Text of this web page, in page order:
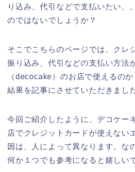
り込み、代引などで支払いたい、
のではないでしょうか？
そこでこちらのページでは、クレ
振り込み、代引などの支払い方法
（decocake）のお店で使えるの
結果を記事にさせていただきまし
今回ご紹介したように、デコケー
店でクレジットカードが使えない
因は、人によって異なります。な
何か１つでも参考になると嬉しい